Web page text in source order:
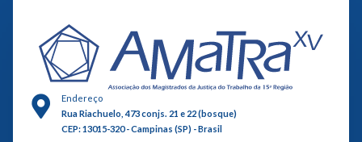
Endereço
Rua Riachuelo, 473 conjs. 21 e 22 (bosque)
CEP: 13015-320 - Campinas (SP) - Brasil